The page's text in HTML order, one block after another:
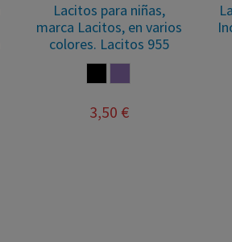
Lacitos para niñas,
marca Lacitos, en varios
colores. Lacitos 955
3,50 €